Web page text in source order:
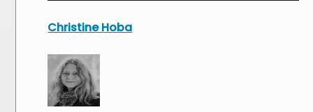
Christine Hoba